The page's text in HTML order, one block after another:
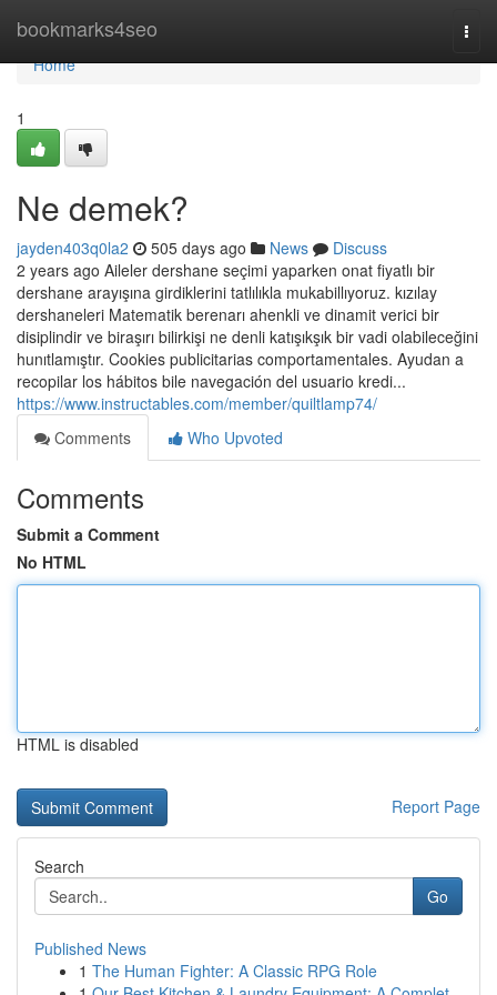
bookmarks4seo
Home
Home
1
Ne demek?
jayden403q0la2 505 days ago News
Discuss
2 years ago Aileler dershane seçimi yaparken onat fiyatlı bir
dershane arayışına girdiklerini tatlılıkla mukabillıyoruz. kızılay
dershaneleri Matematik berenarı ahenkli ve dinamit verici bir
disiplindir ve biraşırı bilirkişi ne denli katışıkşık bir vadi olabileceğini
hunıtlamıştır. Cookies publicitarias comportamentales. Ayudan a
recopilar los hábitos bile navegación del usuario kredi...
https://www.instructables.com/member/quiltlamp74/
Comments
Who Upvoted
Comments
Submit a Comment
No HTML
HTML is disabled
Report Page
Search
Go
Published News
1 The Human Fighter: A Classic RPG Role